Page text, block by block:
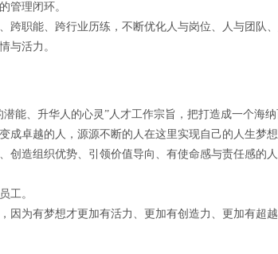
管理闭环。
跨职能、跨行业历练，不断优化人与岗位、人与团队
与活力。
能、升华人的心灵”人才工作宗旨，把打造成一个海
成卓越的人，源源不断的人在这里实现自己的人生梦想
创造组织优势、引领价值导向、有使命感与责任感的
工。
因为有梦想才更加有活力、更加有创造力、更加有超